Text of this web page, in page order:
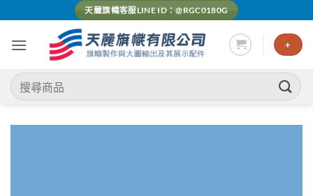
content
天麗旗幟客服LINE ID：@RGC0180G
+
搜
尋
鍵